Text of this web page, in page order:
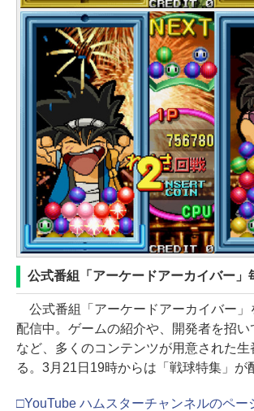
公式番組「アーケードアーカイバー」
公式番組「アーケードアーカイバー」
配信中。ゲームの紹介や、開発者を招い
など、多くのコンテンツが用意された生
る。3月21日19時からは「戦球特集」が
□YouTube ハムスターチャンネルのペー